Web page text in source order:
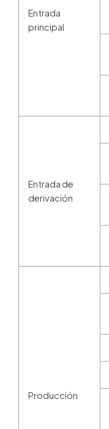
Entrada
principal
Entrada de
derivación
Producción